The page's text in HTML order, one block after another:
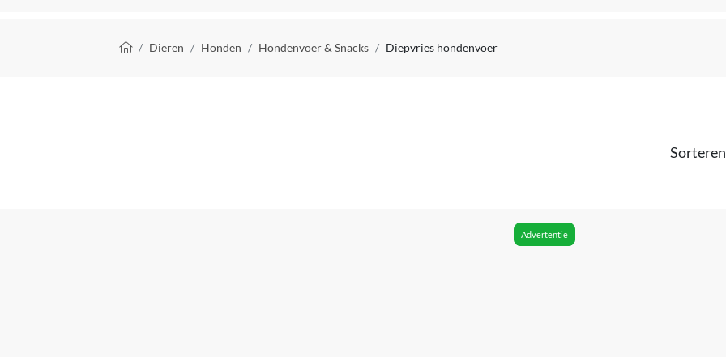
Kruimelpad
Dieren Honden Hondenvoer & Snacks Diepvries hondenvoer
Advertentie